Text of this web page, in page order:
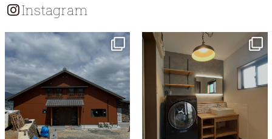
Instagram
tomohouseinc
tomohouseinc
7月 13